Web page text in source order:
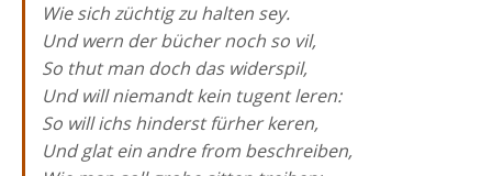
Wie sich züchtig zu halten sey.
Und wern der bücher noch so vil,
So thut man doch das widerspil,
Und will niemandt kein tugent leren:
So will ichs hinderst fürher keren,
Und glat ein andre from beschreiben,